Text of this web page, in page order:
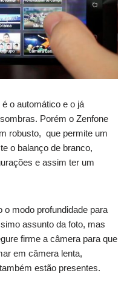
o automático e o já
Porém o Zenfone
robusto, que permite um
o balanço de branco,
e assim ter um
modo profundidade para
assunto da foto, mas
firme a câmera para que
em câmera lenta,
estão presentes.